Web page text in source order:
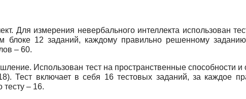
Для измерения невербального интеллекта использован
блоке 12 заданий, каждому правильно решенному
– 60.
Использован тест на пространственные способности и
Тест включает в себя 16 тестовых заданий, за каждое
– 16.